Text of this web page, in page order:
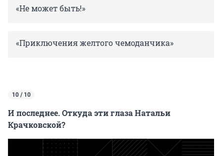
«Не может быть!»
«Приключения желтого чемоданчика»
10 / 10
И последнее. Откуда эти глаза Натальи
Крачковской?